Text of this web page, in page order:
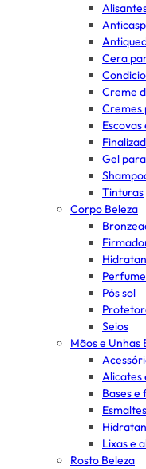
Cera
Creme
Cremes
Gel
Tinturas
Corpo Beleza
Pós sol
Seios
Mãos e Unhas
Alicates
Bases
Lixas e
Rosto Beleza